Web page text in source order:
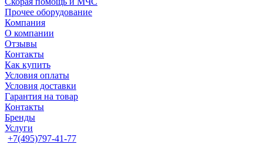
Прочее оборудование
Компания
О компании
Отзывы
Контакты
Как купить
Условия оплаты
Условия доставки
Гарантия на товар
Контакты
Бренды
Услуги
+7(495)797-41-77